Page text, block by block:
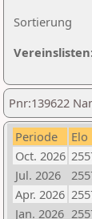
Sortierung
Pnr:139622
Periode Elo
Oct. 2026
Jul. 2026
Apr. 2026
Jan. 2026